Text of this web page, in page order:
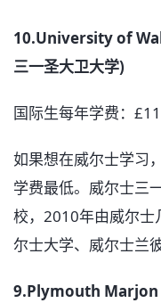
10.University of
三一圣大卫大学)
国际生每年学费：
如果想在威尔士学习
学费最低。威尔士三
校，2010年由威尔士
尔士大学、威尔士兰
9.Plymouth Marjon